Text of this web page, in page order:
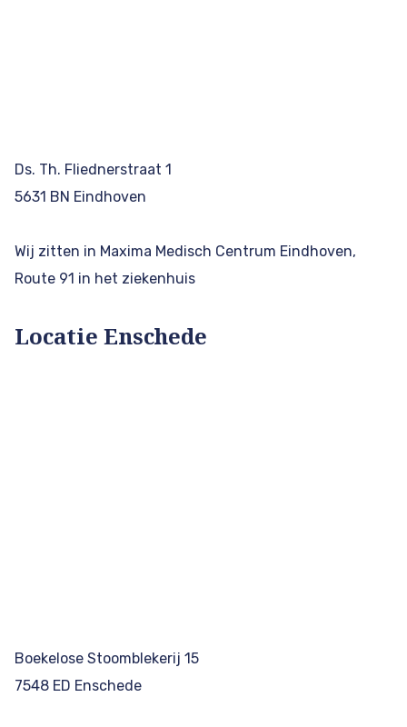
Ds. Th. Fliednerstraat 1
5631 BN Eindhoven
Wij zitten in Maxima Medisch Centrum Eindhoven,
Route 91 in het ziekenhuis
Locatie Enschede
Boekelose Stoomblekerij 15
7548 ED Enschede